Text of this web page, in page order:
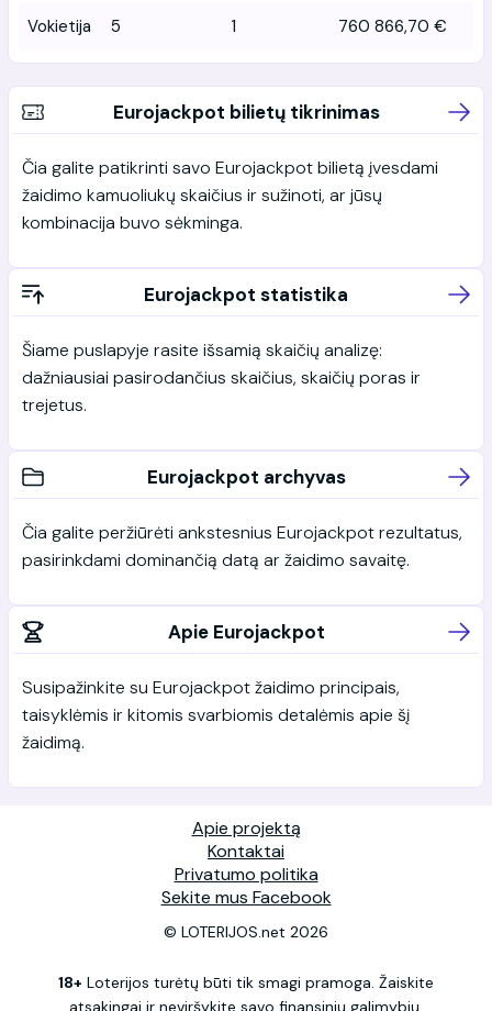
Vokietija 5 1 760 866,70 €
Eurojackpot bilietų tikrinimas
Čia galite patikrinti savo Eurojackpot bilietą įvesdami
žaidimo kamuoliukų skaičius ir sužinoti, ar jūsų
kombinacija buvo sėkminga.
Eurojackpot statistika
Šiame puslapyje rasite išsamią skaičių analizę:
dažniausiai pasirodančius skaičius, skaičių poras ir
trejetus.
Eurojackpot archyvas
Čia galite peržiūrėti ankstesnius Eurojackpot rezultatus,
pasirinkdami dominančią datą ar žaidimo savaitę.
Apie Eurojackpot
Susipažinkite su Eurojackpot žaidimo principais,
taisyklėmis ir kitomis svarbiomis detalėmis apie šį
žaidimą.
Apie projektą
Kontaktai
Privatumo politika
Sekite mus Facebook
© LOTERIJOS.net 2026
18+ Loterijos turėtų būti tik smagi pramoga. Žaiskite
atsakingai ir neviršykite savo finansinių galimybių.